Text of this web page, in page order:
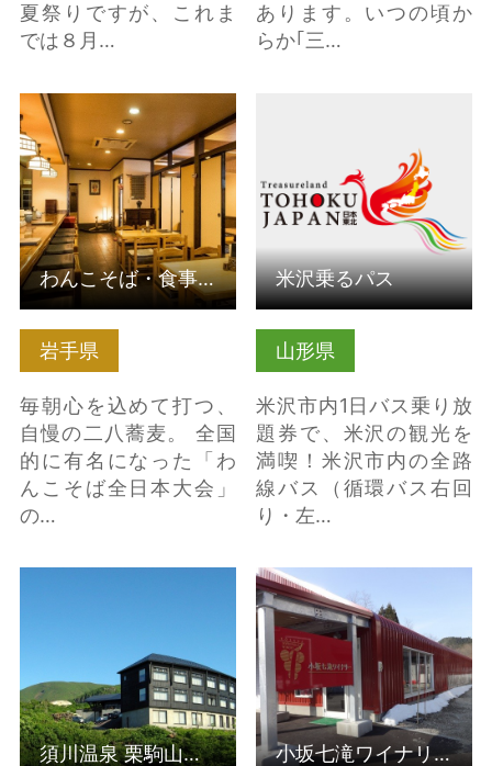
夏祭りですが、これま
では８月…
あります。いつの頃か
らか｢三…
岩手県
毎朝心を込めて打つ、
自慢の二八蕎麦。 全国
的に有名になった「わ
んこそば全日本大会」
の…
わんこそば・食事処
嘉司屋 の詳細はこちら
わんこそば・食事処 嘉司屋
山形県
米沢市内1日バス乗り放
題券で、米沢の観光を
満喫！米沢市内の全路
線バス（循環バス右回
り・左…
米沢乗るパス
須川温泉 栗駒山荘（秋田県東成瀬村）
小坂七滝ワイナリー
（秋田県小坂町） の詳
細はこちら
小坂七滝ワイナリー（秋田県小坂町）